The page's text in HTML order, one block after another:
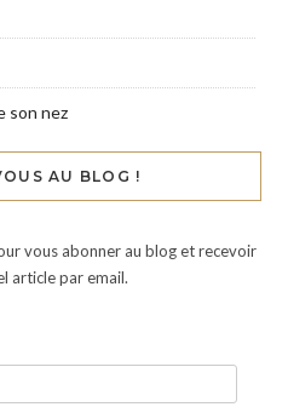
son nez
AU BLOG !
vous abonner au blog et recevoir
article par email.